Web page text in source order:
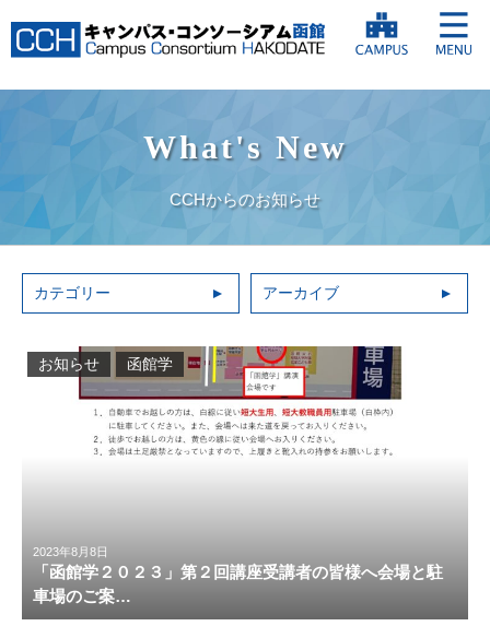
What's New
CCHからのお知らせ
カテゴリー アーカイブ
2023年8月8日
「函館学２０２３」第２回講座受講者の皆様へ会場と駐
車場のご案…
お知らせ 函館学